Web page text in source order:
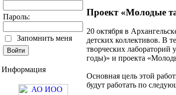
Пароль:
Запомнить меня
Информация
Проект «Молодые
20 октября в
детских коллективов. В
творческих лабораторий
годы)» и проекта
Основная цель этой
будут работать по